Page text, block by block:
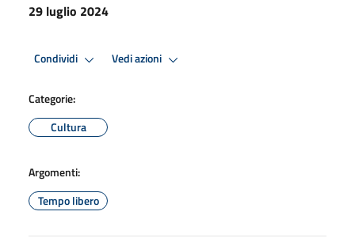
29 luglio 2024
Condividi Vedi azioni
Categorie:
Cultura
Argomenti:
Tempo libero